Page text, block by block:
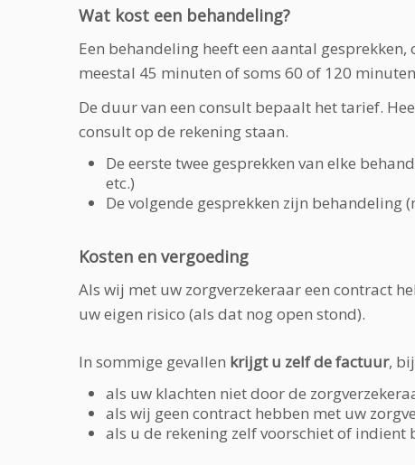
Wat kost een behandeling?
Een behandeling heeft een aantal
meestal 45 minuten of soms 60 of 120
De duur van een consult bepaalt het tarief.
consult op de rekening staan.
De eerste twee gesprekken van elke
etc.)
De volgende gesprekken zijn
Kosten en vergoeding
Als wij met uw zorgverzekeraar een contract
uw eigen risico (als dat nog open stond).
In sommige gevallen krijgt u zelf de factuur,
als uw klachten niet door de
als wij geen contract hebben met uw
als u de rekening zelf voorschiet of